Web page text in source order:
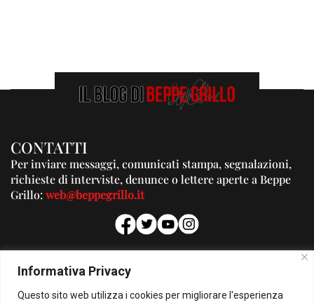
Informativa Privacy
Questo sito web utilizza i cookies per migliorare l'esperienza
CONTATTI
Per inviare messaggi, comunicati stampa, segnalazioni,
richieste di interviste, denunce o lettere aperte a Beppe
Grillo:web@beppegrillo.it
PUBBLICITA'
Per la tua pubblicità su questo Blog:
pubblicita@beppegrillo.it